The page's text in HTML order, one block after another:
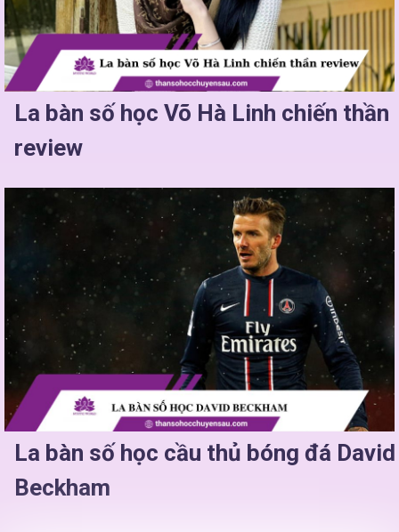
La bàn số học Võ Hà Linh chiến thần
review
La bàn số học cầu thủ bóng đá David
Beckham